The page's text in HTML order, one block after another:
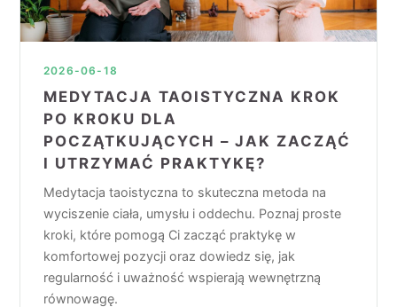
2026-06-18
MEDYTACJA TAOISTYCZNA KROK
PO KROKU DLA
POCZĄTKUJĄCYCH – JAK ZACZĄĆ
I UTRZYMAĆ PRAKTYKĘ?
Medytacja taoistyczna to skuteczna metoda na
wyciszenie ciała, umysłu i oddechu. Poznaj proste
kroki, które pomogą Ci zacząć praktykę w
komfortowej pozycji oraz dowiedz się, jak
regularność i uważność wspierają wewnętrzną
równowagę.